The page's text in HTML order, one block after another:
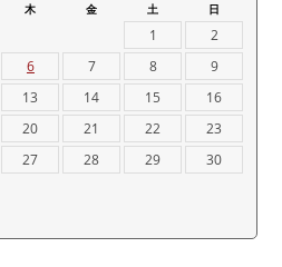
木 金 土 日
1
2
6 7 8
9
13 14 15
16
20 21 22
23
27 28 29
30